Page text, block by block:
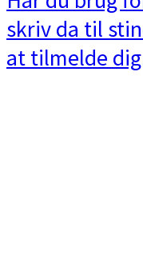
skriv da til
at tilmelde